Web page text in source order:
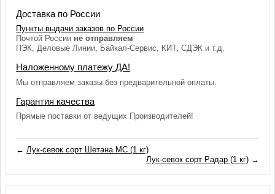
Доставка по России
Пункты выдачи заказов по России
Почтой России не отправляем
ПЭК, Деловые Линии, Байкал-Сервис, КИТ, СДЭК и т.д.
Наложенному платежу ДА!
Мы отправляем заказы без предварительной оплаты.
Гарантия качества
Прямые поставки от ведущих Производителей!
←Лук-севок сорт Шетана МС (1 кг)
Лук-севок сорт Радар (1 кг)→